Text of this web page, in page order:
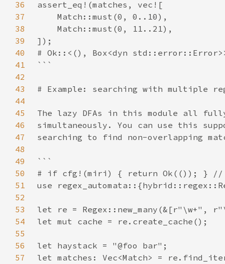
36
37
38
39
40
41
42
43
44
45
46
47
48
49
50
51
52
53
54
55
56
57